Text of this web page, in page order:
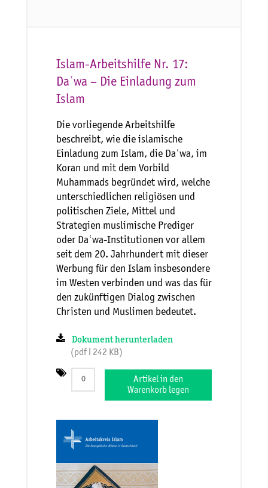
Islam-Arbeitshilfe Nr. 17:
Daʿwa – Die Einladung zum
Islam
Die vorliegende Arbeitshilfe
beschreibt, wie die islamische
Einladung zum Islam, die Daʿwa, im
Koran und mit dem Vorbild
Muhammads begründet wird, welche
unterschiedlichen religiösen und
politischen Ziele, Mittel und
Strategien muslimische Prediger
oder Daʿwa-Institutionen vor allem
seit dem 20. Jahrhundert mit dieser
Werbung für den Islam insbesondere
im Westen verbinden und was das für
den zukünftigen Dialog zwischen
Christen und Muslimen bedeutet.
Dokument herunterladen
(pdf ǀ 242 KB)
Artikel in den
Warenkorb legen